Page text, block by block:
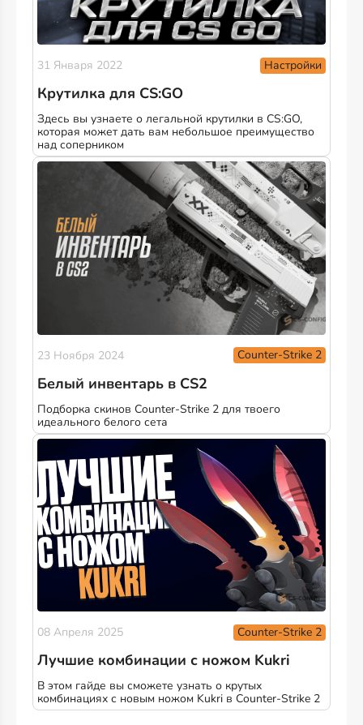
31 Января 2022 Настройки
Крутилка для CS:GO
Здесь вы узнаете о легальной крутилки в CS:GO,
которая может дать вам небольшое преимущество
над соперником
23 Ноября 2024 Counter-Strike 2
Белый инвентарь в CS2
Подборка скинов Counter-Strike 2 для твоего
идеального белого сета
08 Апреля 2025 Counter-Strike 2
Лучшие комбинации с ножом Kukri
В этом гайде вы сможете узнать о крутых
комбинациях с новым ножом Kukri в Counter-Strike 2